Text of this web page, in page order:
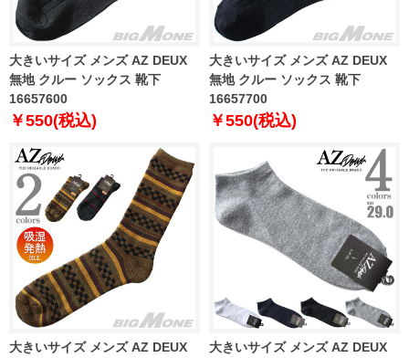
大きいサイズ メンズ AZ DEUX
無地 クルー ソックス 靴下
16657600
￥550(税込)
大きいサイズ メンズ AZ DEUX
無地 クルー ソックス 靴下
16657700
￥550(税込)
大きいサイズ メンズ AZ DEUX
大きいサイズ メンズ AZ DEUX